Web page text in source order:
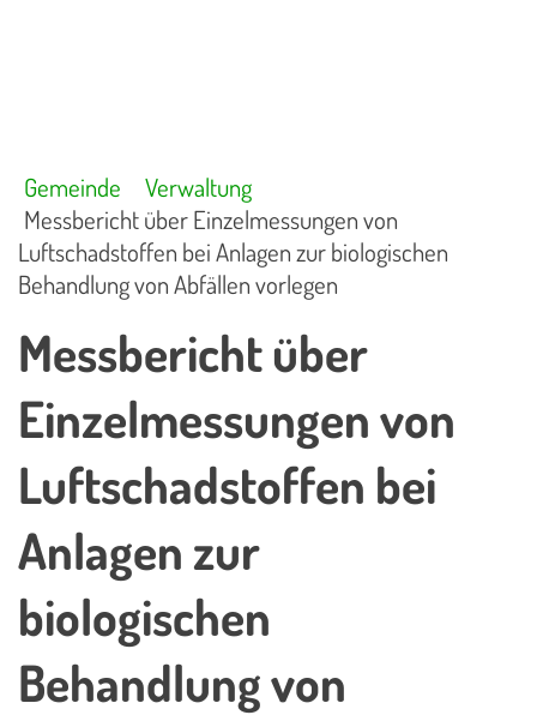
Gemeinde
Verwaltung
Messbericht über Einzelmessungen von
Luftschadstoffen bei Anlagen zur biologischen
Behandlung von Abfällen vorlegen
Messbericht über
Einzelmessungen von
Luftschadstoffen bei
Anlagen zur
biologischen
Behandlung von